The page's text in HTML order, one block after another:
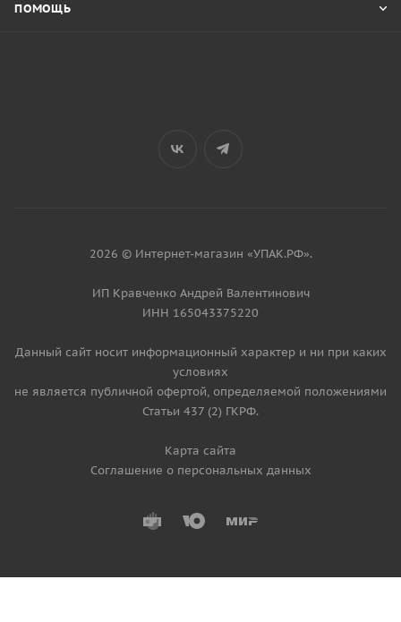
ПОМОЩЬ
2026 © Интернет-магазин «УПАК.РФ».
ИП Кравченко Андрей Валентинович
ИНН 165043375220
Данный сайт носит информационный характер и ни при каких
условиях
не является публичной офертой, определяемой положениями
Статьи 437 (2) ГКРФ.
Карта сайта
Соглашение о персональных данных